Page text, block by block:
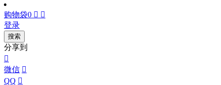
购物袋0  
登录
搜索
分享到

微信 
QQ 